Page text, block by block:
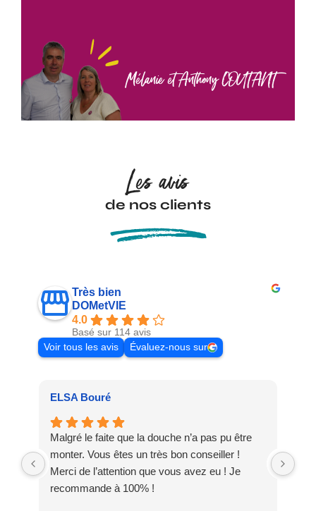
Mélanie et Anthony COUTANT
Les avis
de nos clients
Très bien
DOMetVIE
4.0
Basé sur 114 avis
Voir tous les avis
Évaluez-nous sur
ELSA Bouré
Malgré le faite que la douche n’a pas pu être
monter. Vous êtes un très bon conseiller !
Merci de l’attention que vous avez eu ! Je
recommande à 100% !